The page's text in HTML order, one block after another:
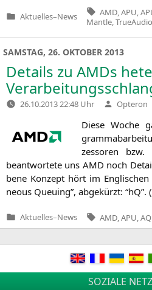
Veröffentlicht
Aktuelles–News
Tags:
AMD APU
Mantle, TrueAudio
SAMSTAG, 26. OKTOBER 2013
Details zu AMDs
26.10.2013 22:48 Uhr Verfasst
von
Opteron
Die­se Woche
zes­so­ren bzw.
beant­wor­te­te uns AMD noch
be­ne Kon­zept hört im
neous Queu­ing”, abge­kürzt: “hQ”.
Veröffentlicht
in
Aktuelles–News Tags:
AMD APU
SOZIALE